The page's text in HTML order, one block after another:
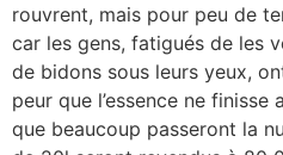
rouvrent, mais pour peu de
car les gens, fatigués de les
de bidons sous leurs yeux,
peur que l’essence ne
que beaucoup passeront la